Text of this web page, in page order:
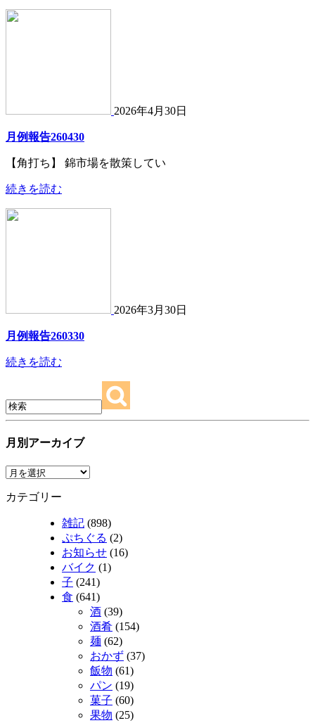
2026年4月30日
月例報告260430
【角打ち】 錦市場を散策してい
続きを読む
2026年3月30日
月例報告260330
続きを読む
月別アーカイブ
カテゴリー
雑記 (898)
ぷちぐる (2)
お知らせ (16)
バイク (1)
子 (241)
食 (641)
酒 (39)
酒肴 (154)
麺 (62)
おかず (37)
飯物 (61)
パン (19)
菓子 (60)
果物 (25)